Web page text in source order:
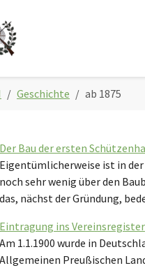
Geschichte ab 1875
Der Bau der ersten
Eigentümlicherweise ist in
noch sehr wenig über den
das, nächst der Gründung,
Eintragung ins Vereinsregister
Am 1.1.1900 wurde in
Allgemeinen Preußischen